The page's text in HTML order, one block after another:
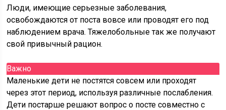
Люди, имеющие серьезные заболевания,
освобождаются от поста вовсе или проводят его под
наблюдением врача. Тяжелобольные так же получают
свой привычный рацион.
Важно
Маленькие дети не постятся совсем или проходят
через этот период, используя различные послабления.
Дети постарше решают вопрос о посте совместно с